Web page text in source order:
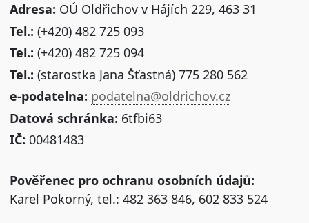
Adresa: OÚ Oldřichov v Hájích 229, 463 31
Tel.: (+420) 482 725 093
Tel.: (+420) 482 725 094
Tel.: (starostka Jana Šťastná) 775 280 562
e-podatelna: podatelna@oldrichov.cz
Datová schránka: 6tfbi63
IČ: 00481483
Pověřenec pro ochranu osobních údajů:
Karel Pokorný, tel.: 482 363 846, 602 833 524